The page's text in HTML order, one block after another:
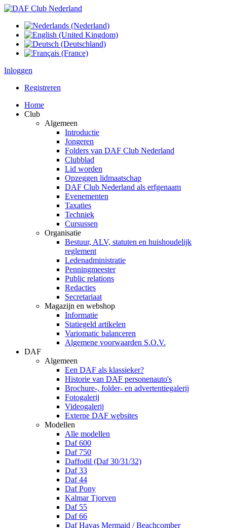
Inloggen
Registreren
Home
Club
Algemeen
Introductie
Jongeren
Folders van DAF Club Nederland
Clubblad
Lid worden
Opzeggen lidmaatschap
DAF Club Nederland als erfgenaam
Evenementen
Taxaties
Techniek
Cursussen
Organisatie
Bestuur, ALV, statuten en huishoudelijk
reglement
Ledenadministratie
Penningmeester
Public relations
Redacties
Secretariaat
Magazijn en webshop
Informatie
Statiegeld artikelen
Variomatic balanceren
Algemene voorwaarden S.O.V.
DAF
Algemeen
Een DAF als klassieker?
Historie van DAF personenauto's
Brochure-, folder- en advertentiegalerij
Fotogalerij
Videogalerij
Externe DAF websites
Modellen
Alle modellen
Daf 600
Daf 750
Daffodil (Daf 30/31/32)
Daf 33
Daf 44
Daf Pony
Kalmar Tjorven
Daf 55
Daf 66
Daf Havas Mermaid / Beachcomber